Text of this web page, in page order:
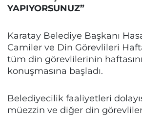
YAPIYORSUNUZ”
Karatay Belediye Başkanı
Camiler ve Din Görevlileri
tüm din görevlilerinin
konuşmasına başladı.
Belediyecilik faaliyetleri
müezzin ve diğer din